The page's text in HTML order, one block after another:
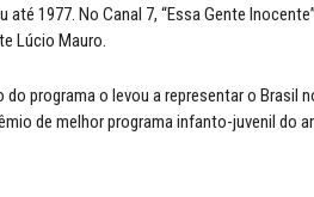
até 1977. No Canal 7, “Essa Gente
Lúcio Mauro.
do programa o levou a representar o Brasil
de melhor programa infanto-juvenil do